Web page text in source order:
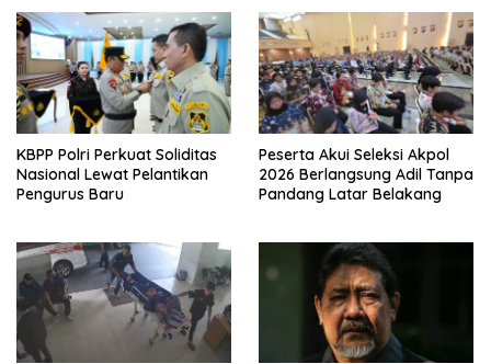
KBPP Polri Perkuat Soliditas
Nasional Lewat Pelantikan
Pengurus Baru
Peserta Akui Seleksi Akpol
2026 Berlangsung Adil Tanpa
Pandang Latar Belakang